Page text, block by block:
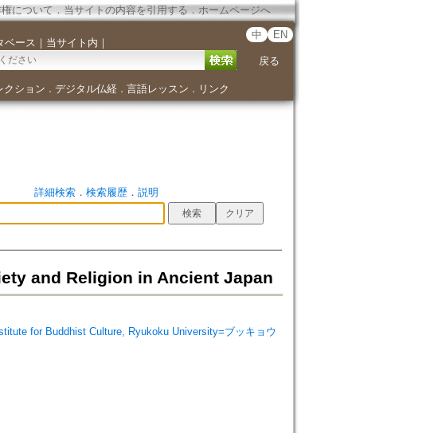
について．当サイトの内容を引用する ． ホームページへ
ベース ｜ 当サイト内 ｜
中 EN
戻る
クション ． デジタル仏経． 言語レッスン ． リンク
詳細検索． 検索履歴． 説明
and Religion in Ancient Japan
for Buddhist Culture, Ryukoku University=ブッキョウ